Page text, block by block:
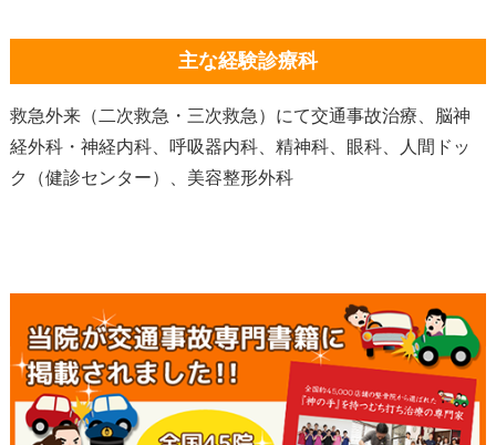
主な経験診療科
救急外来（二次救急・三次救急）にて交通事故治療、脳神
経外科・神経内科、呼吸器内科、精神科、眼科、人間ドッ
ク（健診センター）、美容整形外科